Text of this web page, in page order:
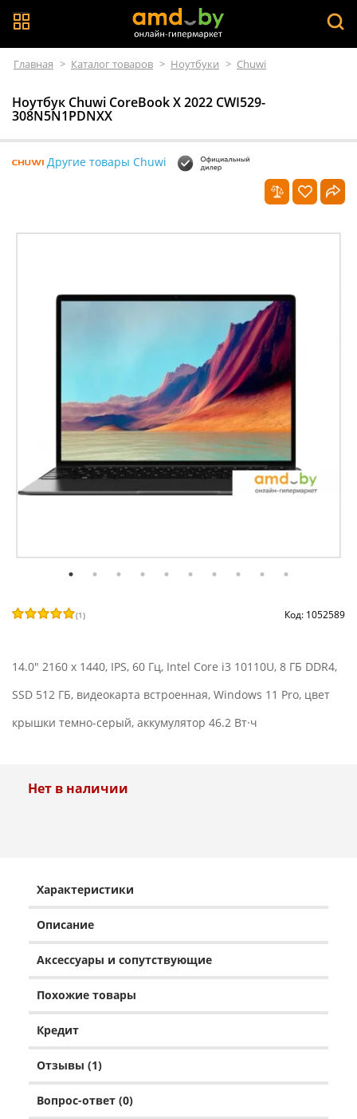
Главная > Каталог товаров > Ноутбуки > Chuwi
Ноутбук Chuwi CoreBook X 2022 CWI529-
308N5N1PDNXX
Другие товары Chuwi
(1) Код: 1052589
14.0" 2160 x 1440, IPS, 60 Гц, Intel Core i3 10110U, 8 ГБ DDR4,
SSD 512 ГБ, видеокарта встроенная, Windows 11 Pro, цвет
крышки темно-серый, аккумулятор 46.2 Вт·ч
Нет в наличии
Характеристики
Описание
Аксессуары и сопутствующие
Похожие товары
Кредит
Отзывы (1)
Вопрос-ответ (0)